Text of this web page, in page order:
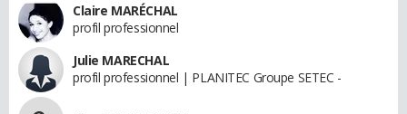
Claire MARÉCHAL
profil professionnel
Julie MARECHAL
profil professionnel | PLANITEC Groupe SETEC -